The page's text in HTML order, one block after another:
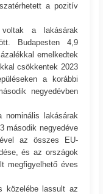
a pozitív
a lakásárak
Budapesten 4,9
emelkedtek
csökkentek 2023
a korábbi
negyedévben
lakásárak
második negyedéve
az összes EU-
és az országok
megfigyelhető éves
közelébe lassult az